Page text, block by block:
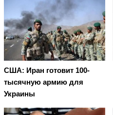
США: Иран готовит 100-
тысячную армию для
Украины